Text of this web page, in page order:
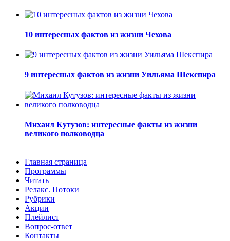
10 интересных фактов из жизни Чехова
9 интересных фактов из жизни Уильяма Шекспира
Михаил Кутузов: интересные факты из жизни
великого полководца
Главная страница
Программы
Читать
Релакс. Потоки
Рубрики
Акции
Плейлист
Вопрос-ответ
Контакты